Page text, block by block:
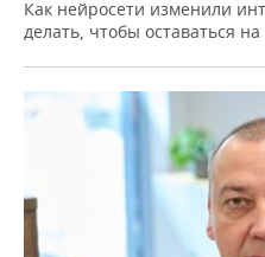
Как нейросети изменили
делать, чтобы оставаться